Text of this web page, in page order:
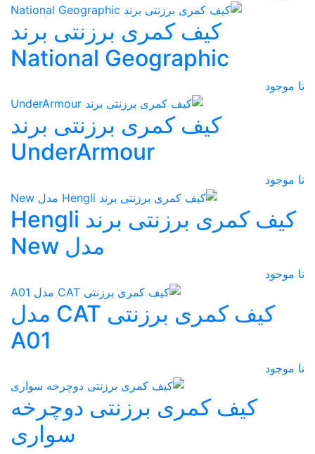
کیف کمری برزنتی برند
National Geographic
نا موجود
کیف کمری برزنتی برند
UnderArmour
نا موجود
کیف کمری برزنتی برند Hengli
مدل New
نا موجود
کیف کمری برزنتی CAT مدل
A01
نا موجود
کیف کمری برزنتی دوچرخه
سواری